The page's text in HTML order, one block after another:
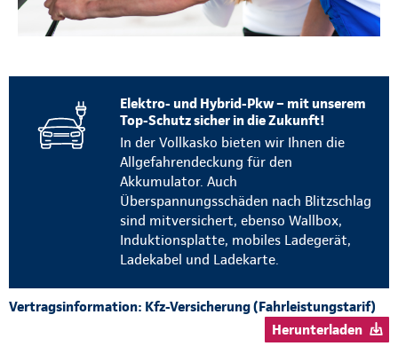
Elektro- und Hybrid-Pkw – mit unserem
Top-Schutz sicher in die Zukunft!
In der Vollkasko bieten wir Ihnen die
Allgefahrendeckung für den
Akkumulator. Auch
Überspannungsschäden nach Blitzschlag
sind mitversichert, ebenso Wallbox,
Induktionsplatte, mobiles Ladegerät,
Ladekabel und Ladekarte.
Vertragsinformation: Kfz-Versicherung (Fahrleistungstarif)
Herunterladen